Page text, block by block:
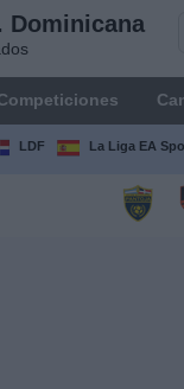
Dominicana
LDF La Liga EA